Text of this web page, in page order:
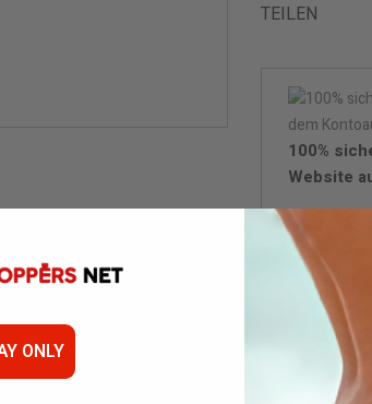
TEILEN
100%
Website
von 24/
ONLY